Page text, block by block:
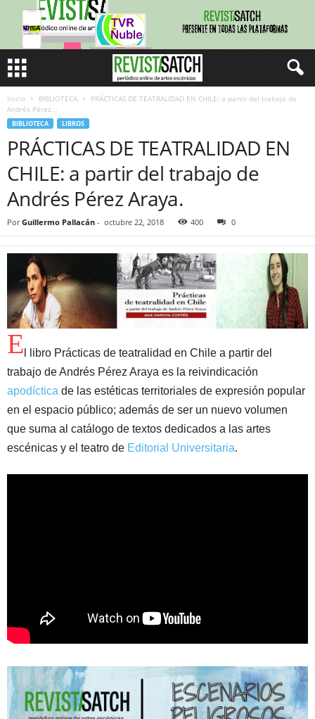
Inicio BIBLIOTECA
PRÁCTICAS DE TEATRALIDAD EN CHILE: a partir del trabajo de
Andrés Pérez...
BIBLIOTECA LIBROS
PRÁCTICAS DE TEATRALIDAD EN
CHILE: a partir del trabajo de
Andrés Pérez Araya.
Por Guillermo Pallacán - octubre 22, 2018 400 0
E l libro Prácticas de teatralidad en Chile a partir del
trabajo de Andrés Pérez Araya es la reivindicación
apodíctica de las estéticas territoriales de expresión popular
en el espacio público; además de ser un nuevo volumen
que suma al catálogo de textos dedicados a las artes
escénicas y el teatro de Editorial Universitaria.